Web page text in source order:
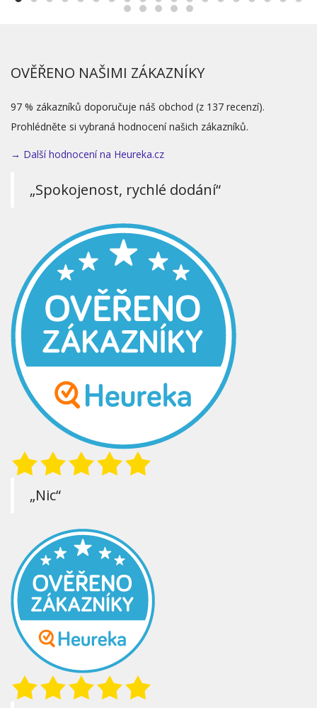
OVĚŘENO NAŠIMI ZÁKAZNÍKY
97 % zákazníků doporučuje náš obchod (z 137 recenzí).
Prohlédněte si vybraná hodnocení našich zákazníků.
→ Další hodnocení na Heureka.cz
„Spokojenost, rychlé dodání“
„Nic“